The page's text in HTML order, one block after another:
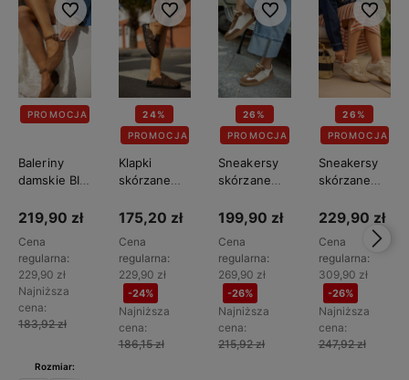
PROMOCJA
Baleriny
damskie BIG
TT274211
219,90 zł
Cena
regularna:
229,90 zł
Najniższa
cena:
183,92 zł
Rozmiar:
Do ulubionych
24%
PROMOCJA
Klapki
skórzane
STAR
175,20 zł
Cena
regularna:
229,90 zł
-24%
Najniższa
cena:
186,15 zł
Do ulubionych
26%
PROMOCJA
Sneakersy
skórzane
STAR
199,90 zł
Cena
regularna:
269,90 zł
-26%
Najniższa
cena:
215,92 zł
Do ulubionych
26%
PROMOCJA
Sneakersy
skórzane
STAR
TT274577
229,90 zł
Cena
regularna:
309,90 zł
-26%
Najniższa
cena:
247,92 zł
Do